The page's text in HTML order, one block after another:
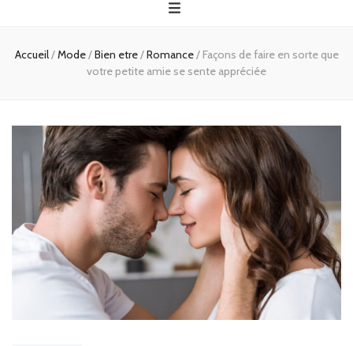
Accueil/Mode/Bien etre/Romance/ Façons de faire en sorte que
votre petite amie se sente appréciée